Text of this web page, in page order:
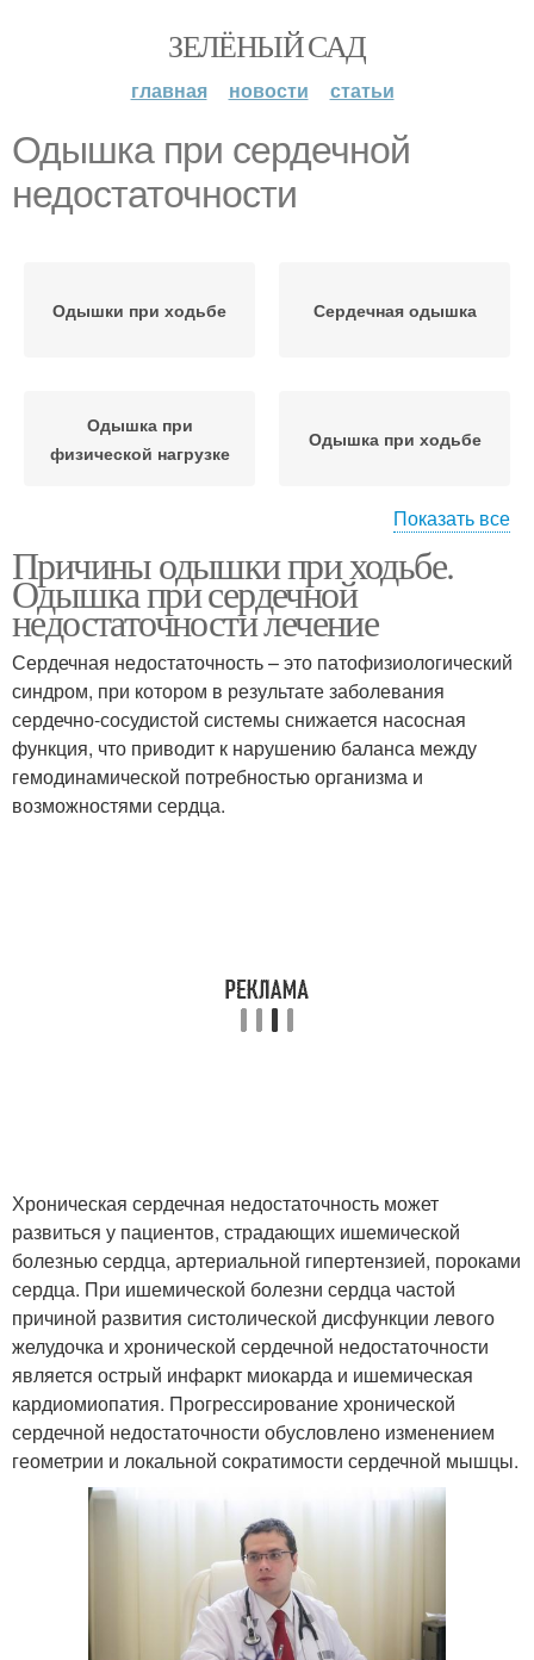
ЗЕЛЁНЫЙ САД
главная новости статьи
Одышка при сердечной
недостаточности
Одышки при ходьбе Сердечная одышка
Одышка при
физической нагрузке
Одышка при ходьбе
Одышка при неврозе Таблетки от одышки
Одышка при
заболеваниях
Одышка при бронхите
Показать все
Причины одышки при ходьбе.
Одышка при сердечной
недостаточности лечение
Сердечная недостаточность – это патофизиологический
синдром, при котором в результате заболевания
сердечно-сосудистой системы снижается насосная
функция, что приводит к нарушению баланса между
гемодинамической потребностью организма и
возможностями сердца.
Хроническая сердечная недостаточность может
развиться у пациентов, страдающих ишемической
болезнью сердца, артериальной гипертензией, пороками
сердца. При ишемической болезни сердца частой
причиной развития систолической дисфункции левого
желудочка и хронической сердечной недостаточности
является острый инфаркт миокарда и ишемическая
кардиомиопатия. Прогрессирование хронической
сердечной недостаточности обусловлено изменением
геометрии и локальной сократимости сердечной мышцы.